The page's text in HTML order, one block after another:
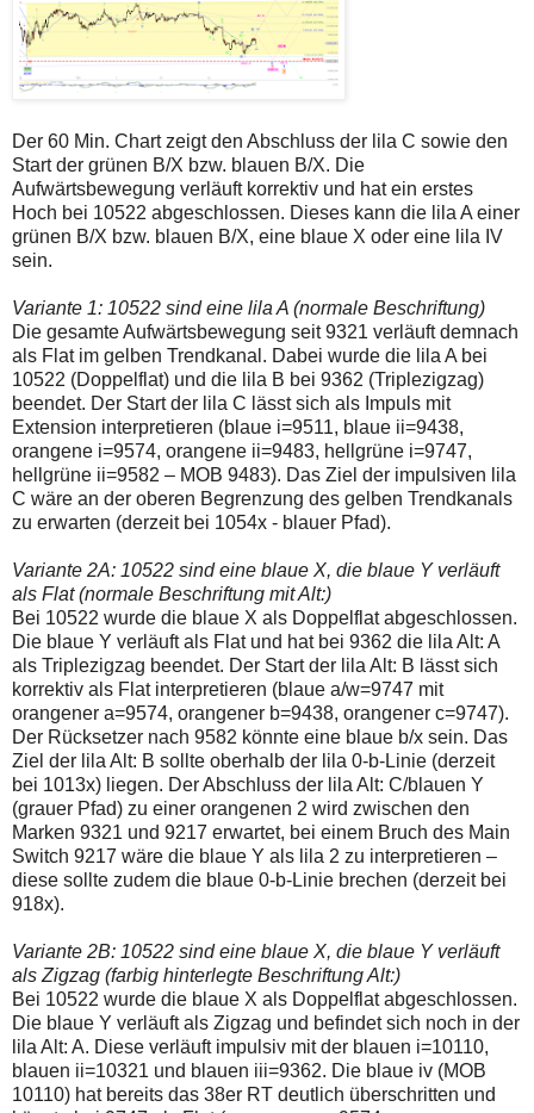
Der 60 Min. Chart zeigt den Abschluss der lila C sowie den
Start der grünen B/X bzw. blauen B/X. Die
Aufwärtsbewegung verläuft korrektiv und hat ein erstes
Hoch bei 10522 abgeschlossen. Dieses kann die lila A einer
grünen B/X bzw. blauen B/X, eine blaue X oder eine lila IV
sein.
Variante 1: 10522 sind eine lila A (normale Beschriftung)
Die gesamte Aufwärtsbewegung seit 9321 verläuft demnach
als Flat im gelben Trendkanal. Dabei wurde die lila A bei
10522 (Doppelflat) und die lila B bei 9362 (Triplezigzag)
beendet. Der Start der lila C lässt sich als Impuls mit
Extension interpretieren (blaue i=9511, blaue ii=9438,
orangene i=9574, orangene ii=9483, hellgrüne i=9747,
hellgrüne ii=9582 – MOB 9483). Das Ziel der impulsiven lila
C wäre an der oberen Begrenzung des gelben Trendkanals
zu erwarten (derzeit bei 1054x - blauer Pfad).
Variante 2A: 10522 sind eine blaue X, die blaue Y verläuft
als Flat (normale Beschriftung mit Alt:)
Bei 10522 wurde die blaue X als Doppelflat abgeschlossen.
Die blaue Y verläuft als Flat und hat bei 9362 die lila Alt: A
als Triplezigzag beendet. Der Start der lila Alt: B lässt sich
korrektiv als Flat interpretieren (blaue a/w=9747 mit
orangener a=9574, orangener b=9438, orangener c=9747).
Der Rücksetzer nach 9582 könnte eine blaue b/x sein. Das
Ziel der lila Alt: B sollte oberhalb der lila 0-b-Linie (derzeit
bei 1013x) liegen. Der Abschluss der lila Alt: C/blauen Y
(grauer Pfad) zu einer orangenen 2 wird zwischen den
Marken 9321 und 9217 erwartet, bei einem Bruch des Main
Switch 9217 wäre die blaue Y als lila 2 zu interpretieren –
diese sollte zudem die blaue 0-b-Linie brechen (derzeit bei
918x).
Variante 2B: 10522 sind eine blaue X, die blaue Y verläuft
als Zigzag (farbig hinterlegte Beschriftung Alt:)
Bei 10522 wurde die blaue X als Doppelflat abgeschlossen.
Die blaue Y verläuft als Zigzag und befindet sich noch in der
lila Alt: A. Diese verläuft impulsiv mit der blauen i=10110,
blauen ii=10321 und blauen iii=9362. Die blaue iv (MOB
10110) hat bereits das 38er RT deutlich überschritten und